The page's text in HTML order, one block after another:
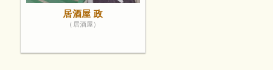
居酒屋 政
（居酒屋）